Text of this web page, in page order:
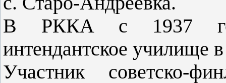
В РККА с 1937
интендантское училище
Участник советско-